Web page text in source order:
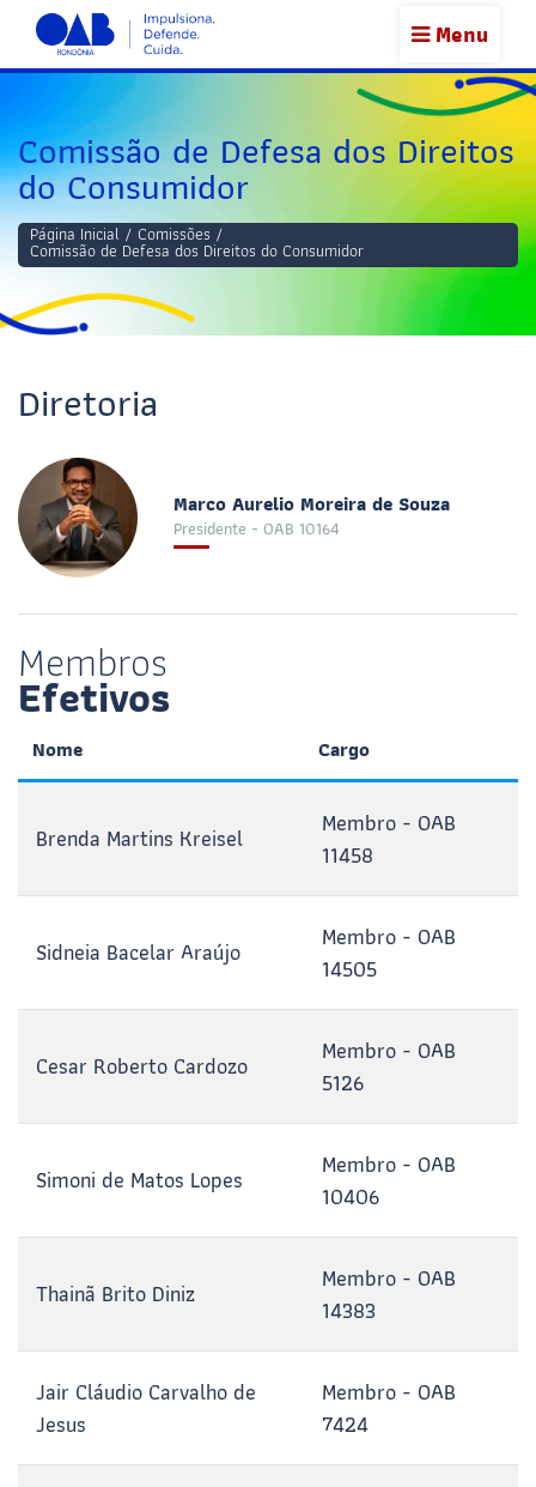
Menu
Comissão de Defesa dos Direitos
do Consumidor
Página Inicial / Comissões /
Comissão de Defesa dos Direitos do Consumidor
Diretoria
Marco Aurelio Moreira de Souza
Presidente - OAB 10164
Membros
Efetivos
Nome Cargo
Brenda Martins Kreisel
Membro - OAB
11458
Sidneia Bacelar Araújo
Membro - OAB
14505
Cesar Roberto Cardozo
Membro - OAB
5126
Simoni de Matos Lopes
Membro - OAB
10406
Thainã Brito Diniz
Membro - OAB
14383
Jair Cláudio Carvalho de
Jesus
Membro - OAB
7424